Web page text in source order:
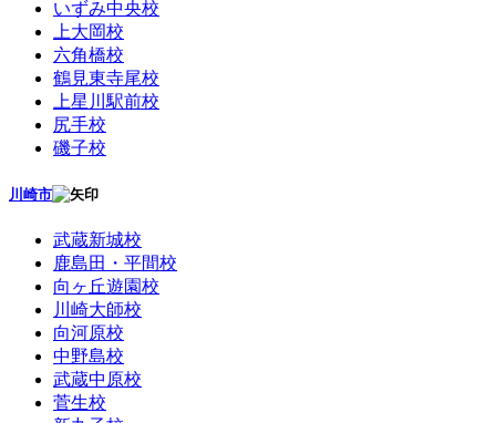
いずみ中央校
上大岡校
六角橋校
鶴見東寺尾校
上星川駅前校
尻手校
磯子校
川崎市
武蔵新城校
鹿島田・平間校
向ヶ丘遊園校
川崎大師校
向河原校
中野島校
武蔵中原校
菅生校